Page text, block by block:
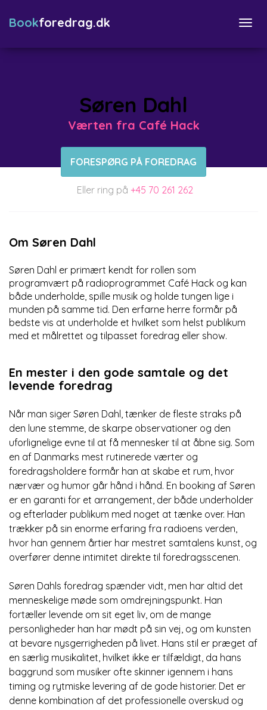
Bookforedrag.dk
Søren Dahl
Værten fra Café Hack
FORESPØRG PÅ FOREDRAG
Eller ring på +45 70 261 262
Om Søren Dahl
Søren Dahl er primært kendt for rollen som
programvært på radioprogrammet Café Hack og kan
både underholde, spille musik og holde tungen lige i
munden på samme tid. Den erfarne herre formår på
bedste vis at underholde et hvilket som helst publikum
med et målrettet og tilpasset foredrag eller show.
En mester i den gode samtale og det
levende foredrag
Når man siger Søren Dahl, tænker de fleste straks på
den lune stemme, de skarpe observationer og den
uforlignelige evne til at få mennesker til at åbne sig. Som
en af Danmarks mest rutinerede værter og
foredragsholdere formår han at skabe et rum, hvor
nærvær og humor går hånd i hånd. En booking af Søren
er en garanti for et arrangement, der både underholder
og efterlader publikum med noget at tænke over. Han
trækker på sin enorme erfaring fra radioens verden,
hvor han gennem årtier har mestret samtalens kunst, og
overfører denne intimitet direkte til foredragsscenen.
Søren Dahls foredrag spænder vidt, men har altid det
menneskelige møde som omdrejningspunkt. Han
fortæller levende om sit eget liv, om de mange
personligheder han har mødt på sin vej, og om kunsten
at bevare nysgerrigheden på livet. Hans stil er præget af
en særlig musikalitet, hvilket ikke er tilfældigt, da hans
baggrund som musiker ofte skinner igennem i hans
timing og rytmiske levering af de gode historier. Det er
denne kombination af det professionelle overskud og